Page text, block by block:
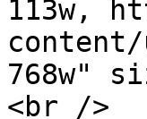
113w,
content/
768w"
<br />